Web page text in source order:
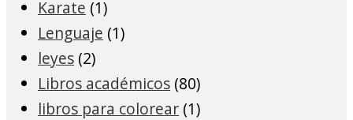
Karate (1)
Lenguaje (1)
leyes (2)
Libros académicos (80)
libros para colorear (1)